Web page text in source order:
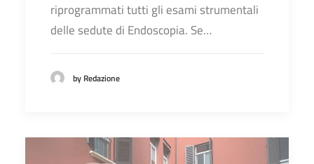
riprogrammati tutti gli esami strumentali
delle sedute di Endoscopia. Se…
by Redazione